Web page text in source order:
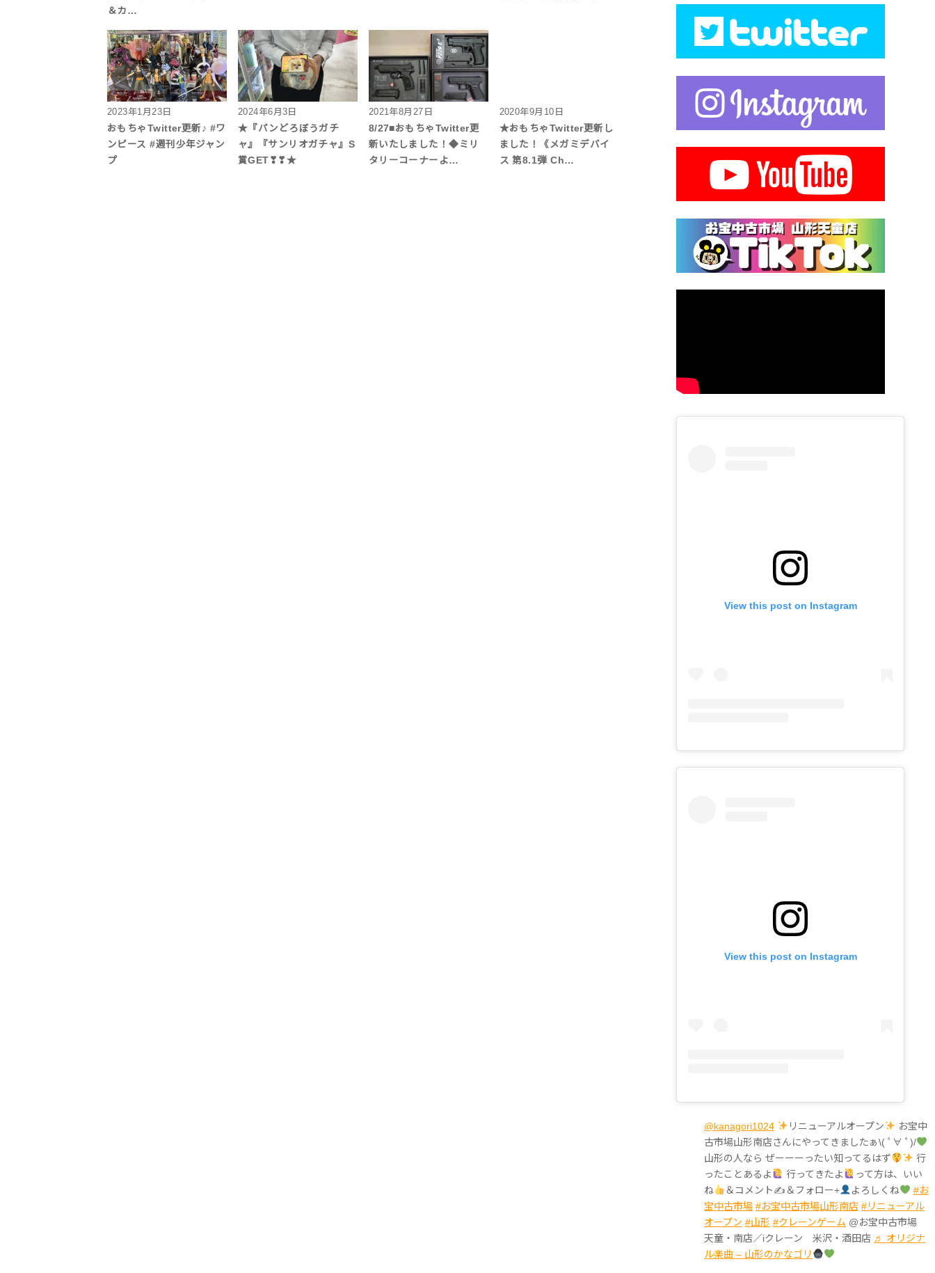
＆カ…
2023年1月23日
おもちゃTwitter更新♪ #ワ
ンピース #週刊少年ジャン
プ
2024年6月3日
★『パンどろぼうガチ
ャ』『サンリオガチャ』S
賞GET❣❣★
2021年8月27日
8/27■おもちゃTwitter更
新いたしました！◆ミリ
タリーコーナーよ…
2020年9月10日
★おもちゃTwitter更新し
ました！《メガミデバイ
ス 第8.1弾 Ch…
View this post on Instagram
View this post on Instagram
@kanagori1024 リニューアルオープン
お宝中
古市場山形南店さんにやってきましたぁ\( ﾟ∀ ﾟ)/
山形の人なら ぜーーーったい知ってるはず
行
ったことあるよ
行ってきたよ
って方は、いい
ね
＆コメント✍ ＆フォロー+ よろしくね
#お
宝中古市場 #お宝中古市場山形南店 #リニューアル
オープン #山形 #クレーンゲーム @お宝中古市場
天童・南店／iクレーン 米沢・酒田店 ♬ オリジナ
ル楽曲 – 山形のかなゴリ